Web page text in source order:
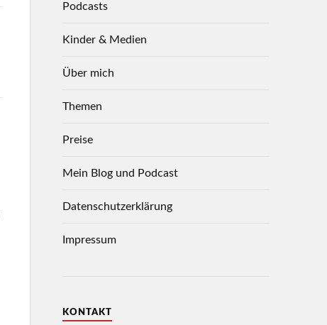
Podcasts
Kinder & Medien
Über mich
Themen
Preise
Mein Blog und Podcast
Datenschutzerklärung
Impressum
KONTAKT